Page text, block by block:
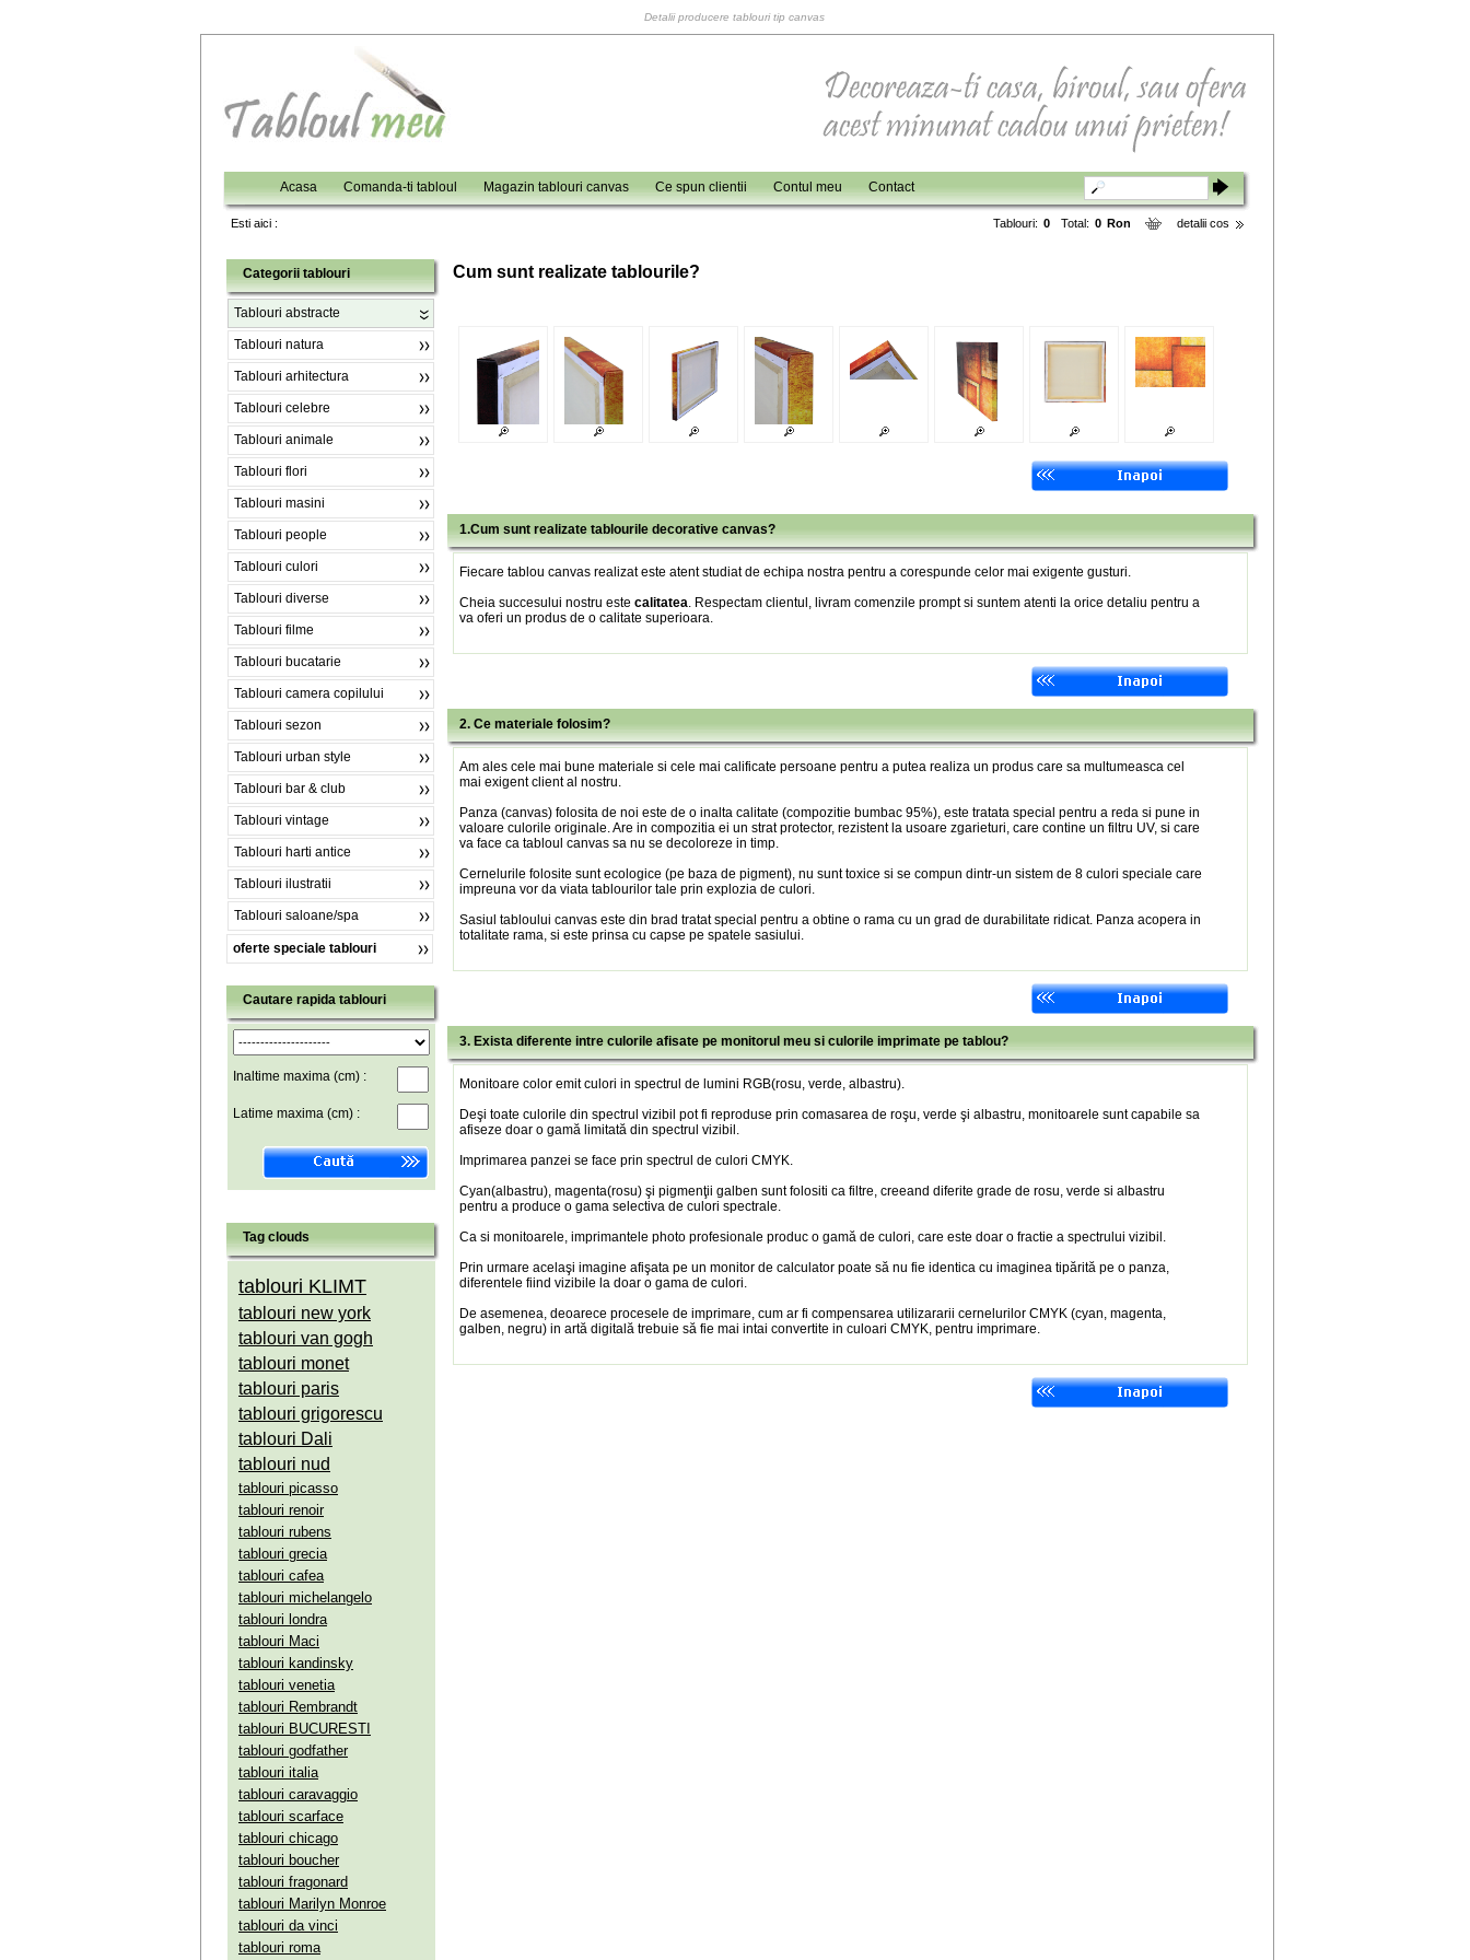
Detalii producere tablouri tip canvas
Acasa Comanda-ti tabloul Magazin tablouri canvas Ce spun clientii Contul meu Contact
Esti aici : detalii cos
Tablouri: 0 Total: 0 Ron
Categorii tablouri
Tablouri abstracte
Tablouri natura
Tablouri arhitectura
Tablouri celebre
Tablouri animale
Tablouri flori
Tablouri masini
Tablouri people
Tablouri culori
Tablouri diverse
Tablouri filme
Tablouri bucatarie
Tablouri camera copilului
Tablouri sezon
Tablouri urban style
Tablouri bar & club
Tablouri vintage
Tablouri harti antice
Tablouri ilustratii
Tablouri saloane/spa
oferte speciale tablouri
Cautare rapida tablouri
Inaltime maxima (cm) :
Latime maxima (cm) :
Tag clouds
tablouri KLIMT
tablouri new york
tablouri van gogh
tablouri monet
tablouri paris
tablouri grigorescu
tablouri Dali
tablouri nud
tablouri picasso
tablouri renoir
tablouri rubens
tablouri grecia
tablouri cafea
tablouri michelangelo
tablouri londra
tablouri Maci
tablouri kandinsky
tablouri venetia
tablouri Rembrandt
tablouri BUCURESTI
tablouri godfather
tablouri italia
tablouri caravaggio
tablouri scarface
tablouri chicago
tablouri boucher
tablouri fragonard
tablouri Marilyn Monroe
tablouri da vinci
tablouri roma
Cum sunt realizate tablourile?
1.Cum sunt realizate tablourile decorative canvas?
Fiecare tablou canvas realizat este atent studiat de echipa nostra pentru a corespunde celor mai exigente gusturi.
Cheia succesului nostru este calitatea. Respectam clientul, livram comenzile prompt si suntem atenti la orice detaliu pentru a
va oferi un produs de o calitate superioara.
2. Ce materiale folosim?
Am ales cele mai bune materiale si cele mai calificate persoane pentru a putea realiza un produs care sa multumeasca cel
mai exigent client al nostru.
Panza (canvas) folosita de noi este de o inalta calitate (compozitie bumbac 95%), este tratata special pentru a reda si pune in
valoare culorile originale. Are in compozitia ei un strat protector, rezistent la usoare zgarieturi, care contine un filtru UV, si care
va face ca tabloul canvas sa nu se decoloreze in timp.
Cernelurile folosite sunt ecologice (pe baza de pigment), nu sunt toxice si se compun dintr-un sistem de 8 culori speciale care
impreuna vor da viata tablourilor tale prin explozia de culori.
Sasiul tabloului canvas este din brad tratat special pentru a obtine o rama cu un grad de durabilitate ridicat. Panza acopera in
totalitate rama, si este prinsa cu capse pe spatele sasiului.
3. Exista diferente intre culorile afisate pe monitorul meu si culorile imprimate pe tablou?
Monitoare color emit culori in spectrul de lumini RGB(rosu, verde, albastru).
Deşi toate culorile din spectrul vizibil pot fi reproduse prin comasarea de roşu, verde şi albastru, monitoarele sunt capabile sa
afiseze doar o gamă limitată din spectrul vizibil.
Imprimarea panzei se face prin spectrul de culori CMYK.
Cyan(albastru), magenta(rosu) şi pigmenţii galben sunt folositi ca filtre, creeand diferite grade de rosu, verde si albastru
pentru a produce o gama selectiva de culori spectrale.
Ca si monitoarele, imprimantele photo profesionale produc o gamă de culori, care este doar o fractie a spectrului vizibil.
Prin urmare acelaşi imagine afişata pe un monitor de calculator poate să nu fie identica cu imaginea tipărită pe o panza,
diferentele fiind vizibile la doar o gama de culori.
De asemenea, deoarece procesele de imprimare, cum ar fi compensarea utilizararii cernelurilor CMYK (cyan, magenta,
galben, negru) in artă digitală trebuie să fie mai intai convertite in culoari CMYK, pentru imprimare.